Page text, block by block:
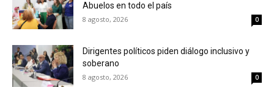
Abuelos en todo el país
8 agosto, 2026 0
Dirigentes políticos piden diálogo inclusivo y
soberano
8 agosto, 2026 0